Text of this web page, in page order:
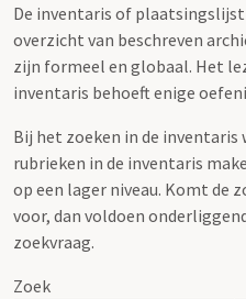
De inventaris of
overzicht van beschreven
zijn formeel en globaal. Het
inventaris behoeft enige
Bij het zoeken in de inventaris
rubrieken in de inventaris
op een lager niveau. Komt de
voor, dan voldoen
zoekvraag.
Zoek